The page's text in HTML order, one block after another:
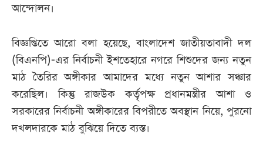
আন্দোলন।
বিজ্ঞপ্তিতে আরো বলা হয়েছে, বাংলাদেশ জাতীয়তাবাদী দল
(বিএনপি)-এর নির্বাচনী ইশতেহারে নগরে শিশুদের জন্য নতুন
মাঠ তৈরির অঙ্গীকার আমাদের মধ্যে নতুন আশার সঞ্চার
করেছিল। কিন্তু রাজউক কর্তৃপক্ষ প্রধানমন্ত্রীর আশা ও
সরকারের নির্বাচনী অঙ্গীকারের বিপরীতে অবস্থান নিয়ে, পুরনো
দখলদারকে মাঠ বুঝিয়ে দিতে ব্যস্ত।